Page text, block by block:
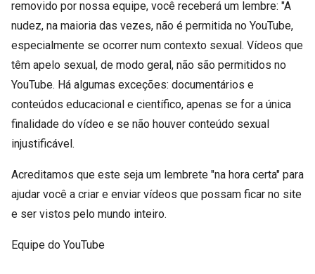
removido por nossa equipe, você receberá um lembre: "A
nudez, na maioria das vezes, não é permitida no YouTube,
especialmente se ocorrer num contexto sexual. Vídeos que
têm apelo sexual, de modo geral, não são permitidos no
YouTube. Há algumas exceções: documentários e
conteúdos educacional e científico, apenas se for a única
finalidade do vídeo e se não houver conteúdo sexual
injustificável.
Acreditamos que este seja um lembrete "na hora certa" para
ajudar você a criar e enviar vídeos que possam ficar no site
e ser vistos pelo mundo inteiro.
Equipe do YouTube